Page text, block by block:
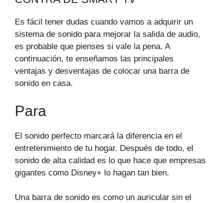
Es fácil tener dudas cuando vamos a adquirir un
sistema de sonido para mejorar la salida de audio,
es probable que pienses si vale la pena. A
continuación, te enseñamos las principales
ventajas y desventajas de colocar una barra de
sonido en casa.
Para
El sonido perfecto marcará la diferencia en el
entretenimiento de tu hogar. Después de todo, el
sonido de alta calidad es lo que hace que empresas
gigantes como Disney+ lo hagan tan bien.
Una barra de sonido es como un auricular sin el